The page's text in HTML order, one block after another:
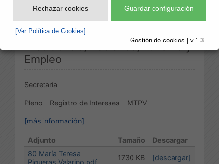
Rechazar cookies Guardar configuración
[Ver Política de Cookies]
Gestión de cookies | v.1.3
Diputación Provincial de Almería
Presidencia, Hacienda, Turismo y
Empleo
Secretaría
Pleno - Registro de Intereses - MTPV
Publicado:22/09/2022
[más información]
Adjunto Tamaño
Descargar
80 María Teresa
Piqueras Valarino.pdf
1730 KB [descargar]